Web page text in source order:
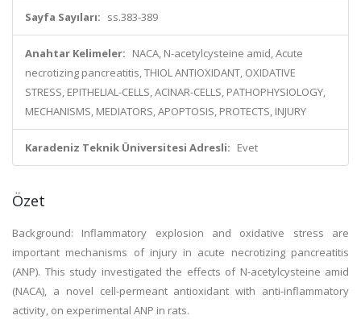
Sayfa Sayıları: ss.383-389
Anahtar Kelimeler: NACA, N-acetylcysteine amid, Acute
necrotizing pancreatitis, THIOL ANTIOXIDANT, OXIDATIVE
STRESS, EPITHELIAL-CELLS, ACINAR-CELLS, PATHOPHYSIOLOGY,
MECHANISMS, MEDIATORS, APOPTOSIS, PROTECTS, INJURY
Karadeniz Teknik Üniversitesi Adresli: Evet
Özet
Background: Inflammatory explosion and oxidative stress are
important mechanisms of injury in acute necrotizing pancreatitis
(ANP). This study investigated the effects of N-acetylcysteine amid
(NACA), a novel cell-permeant antioxidant with anti-inflammatory
activity, on experimental ANP in rats.